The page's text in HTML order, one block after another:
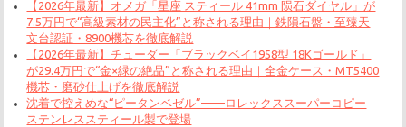
【2026年最新】オメガ「星座 スティール 41mm 陨石ダイヤル」が
7.5万円で“高級素材の民主化”と称される理由｜鉄隕石盤・至臻天
文台認証・8900機芯を徹底解説
【2026年最新】チューダー「ブラックベイ1958型 18Kゴールド」
が29.4万円で“金×緑の絶品”と称される理由｜全金ケース・MT5400
機芯・磨砂仕上げを徹底解説
沈着で控えめな“ピータンベゼル”——ロレックススーパーコピー
ステンレススティール製で登場